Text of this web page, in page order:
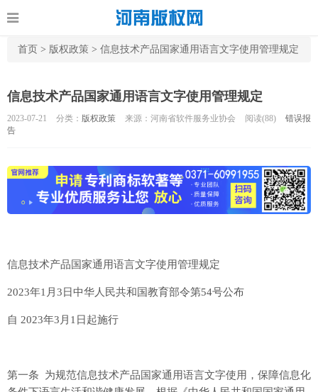
首页 > 版权政策 > 信息技术产品国家通用语言文字使用管理规定
信息技术产品国家通用语言文字使用管理规定
2023-07-21 分类： 版权政策 来源：河南省软件服务业协会 阅读(88)
错误报
告
信息技术产品国家通用语言文字使用管理规定
2023年1月3日中华人民共和国教育部令第54号公布
自 2023年3月1日起施行
第一条 为规范信息技术产品国家通用语言文字使用，保障信息化